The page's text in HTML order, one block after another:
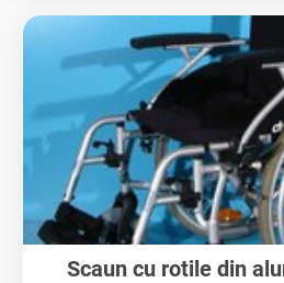
Scaun cu rotile din